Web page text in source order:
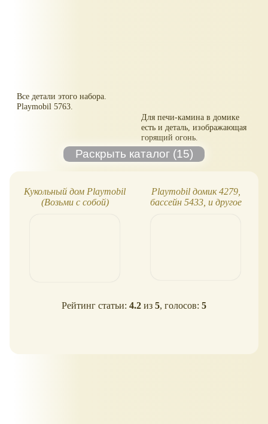
Все детали этого набора.
Playmobil 5763.
Для печи-камина в домике
есть и деталь, изображающая
горящий огонь.
Кукольный дом Playmobil
(Возьми с собой)
Playmobil домик 4279,
бассейн 5433, и другое
Рейтинг статьи: 4.2 из 5, голосов: 5